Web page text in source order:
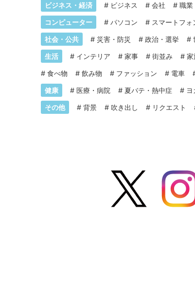
ビジネス・経済 # ビジネス # 会社 # 職業
コンピューター # パソコン # スマートフォ
社会・公共 # 災害・防災 # 政治・選挙 #
生活 # インテリア # 家事 # 街並み # 家
# 食べ物 # 飲み物 # ファッション # 電車
健康 # 医療・病院 # 夏バテ・熱中症 #
その他 # 背景 # 吹き出し # リクエスト